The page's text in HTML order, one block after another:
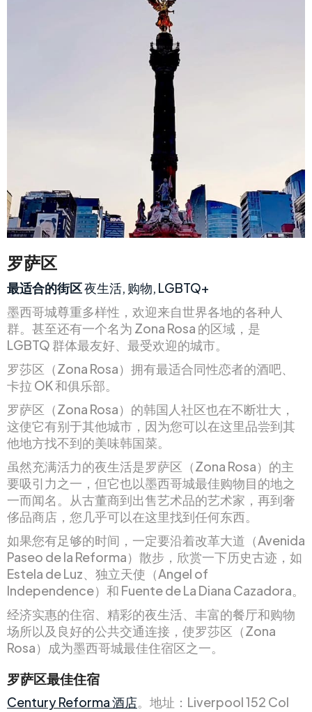
罗萨区
最适合的街区夜生活, 购物, LGBTQ+
墨西哥城尊重多样性，欢迎来自世界各地的各种人
群。甚至还有一个名为 Zona Rosa 的区域，是
LGBTQ 群体最友好、最受欢迎的城市。
罗莎区（Zona Rosa）拥有最适合同性恋者的酒吧、
卡拉 OK 和俱乐部。
罗萨区（Zona Rosa）的韩国人社区也在不断壮大，
这使它有别于其他城市，因为您可以在这里品尝到其
他地方找不到的美味韩国菜。
虽然充满活力的夜生活是罗萨区（Zona Rosa）的主
要吸引力之一，但它也以墨西哥城最佳购物目的地之
一而闻名。从古董商到出售艺术品的艺术家，再到奢
侈品商店，您几乎可以在这里找到任何东西。
如果您有足够的时间，一定要沿着改革大道（Avenida
Paseo de la Reforma）散步，欣赏一下历史古迹，如
Estela de Luz、独立天使（Angel of
Independence）和 Fuente de La Diana Cazadora。
经济实惠的住宿、精彩的夜生活、丰富的餐厅和购物
场所以及良好的公共交通连接，使罗莎区（Zona
Rosa）成为墨西哥城最佳住宿区之一。
罗萨区最佳住宿
Century Reforma 酒店 。地址：Liverpool 152 Col